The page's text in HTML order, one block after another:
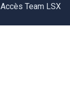
Accès Team LSX